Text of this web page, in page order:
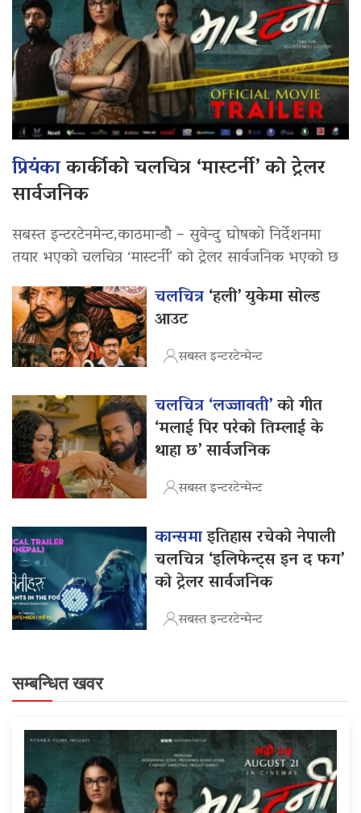
प्रियंकाकार्कीको चलचित्र ‘मास्टर्नी’ को ट्रेलर
सार्वजनिक
सबस्त इन्टरटेनमेन्ट,काठमान्डौ – सुवेन्दु घोषको निर्देशनमा
तयार भएको चलचित्र ‘मास्टर्नी’ को ट्रेलर सार्वजनिक भएको छ
चलचित्र‘हली’ युकेमा सोल्ड
आउट
सबस्त इन्टरटेन्मेन्ट
चलचित्र ‘लज्जावती’को गीत
‘मलाई पिर परेको तिम्लाई के
थाहा छ’ सार्वजनिक
सबस्त इन्टरटेन्मेन्ट
कान्समाइतिहास रचेको नेपाली
चलचित्र ‘इलिफेन्ट्स इन द फग’
को ट्रेलर सार्वजनिक
सबस्त इन्टरटेन्मेन्ट
सम्बन्धित खवर